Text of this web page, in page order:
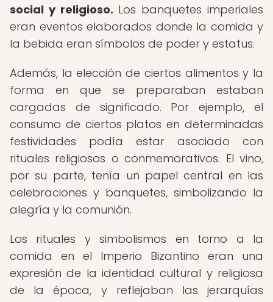
social y religioso. Los banquetes imperiales
eran eventos elaborados donde la comida y
la bebida eran símbolos de poder y estatus.
Además, la elección de ciertos alimentos y la
forma en que se preparaban estaban
cargadas de significado. Por ejemplo, el
consumo de ciertos platos en determinadas
festividades podía estar asociado con
rituales religiosos o conmemorativos. El vino,
por su parte, tenía un papel central en las
celebraciones y banquetes, simbolizando la
alegría y la comunión.
Los rituales y simbolismos en torno a la
comida en el Imperio Bizantino eran una
expresión de la identidad cultural y religiosa
de la época, y reflejaban las jerarquías